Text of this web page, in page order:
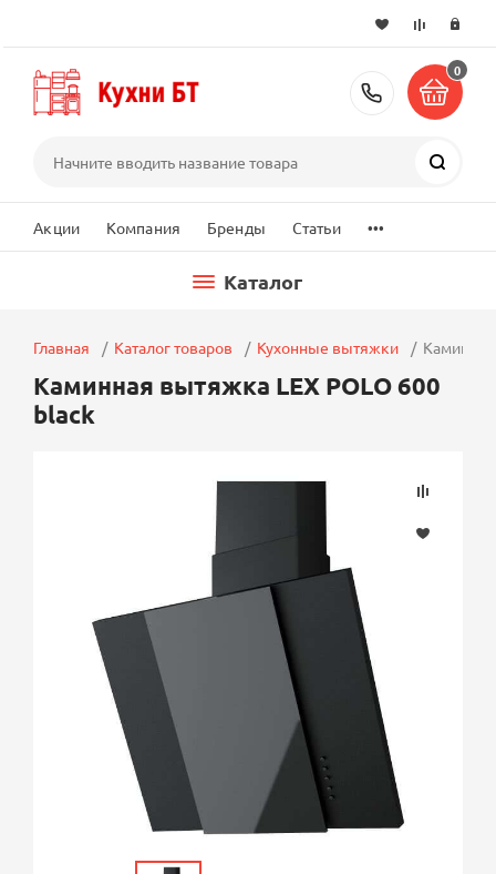
+7 (495)
0
Акции Компания Бренды Статьи ...
Каталог
Главная Каталог товаров Кухонные вытяжки
Каминная вытяжка LEX POLO 600
black